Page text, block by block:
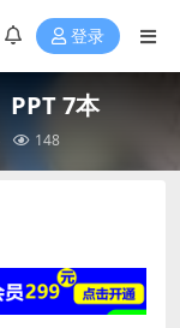
登录
PPT 7本
148